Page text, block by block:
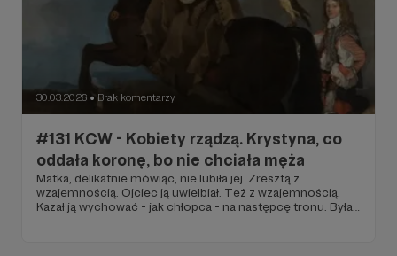
30.03.2026 ● Brak komentarzy
#131 KCW - Kobiety rządzą. Krystyna, co
oddała koronę, bo nie chciała męża
Matka, delikatnie mówiąc, nie lubiła jej. Zresztą z
wzajemnością. Ojciec ją uwielbiał. Też z wzajemnością.
Kazał ją wychować - jak chłopca - na następcę tronu. Była